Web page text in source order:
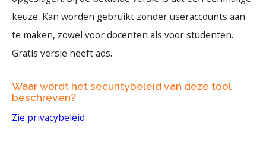
keuze. Kan worden gebruikt zonder useraccounts aan
te maken, zowel voor docenten als voor studenten.
Gratis versie heeft ads.
Waar wordt het securitybeleid van deze tool
beschreven?
Zie privacybeleid